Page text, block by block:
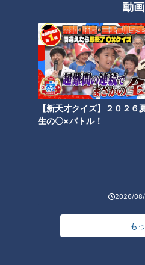
動
【新天才クイズ】２０２６
生の〇×バトル！
2026/
も
ホーム
番組サ
最新話の見逃
ほぼ愛知・春日井市だけ愛され